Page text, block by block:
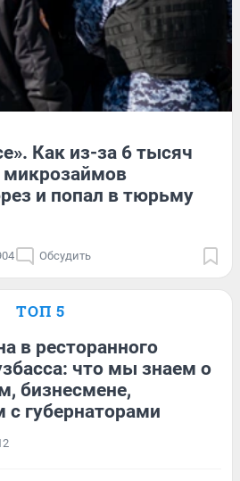
Как из-за 6 тысяч
и попал в тюрьму
Обсудить
ТОП 5
в ресторанного
что мы знаем о
бизнесмене,
губернаторами